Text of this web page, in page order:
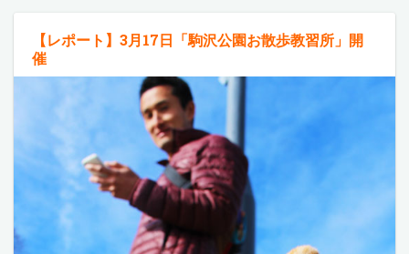
【レポート】3月17日「駒沢公園お散歩教習所」開
催